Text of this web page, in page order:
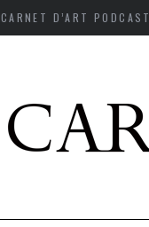
CARNET D’ART PODCAST